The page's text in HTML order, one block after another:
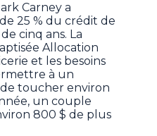
Carney a
25 % du crédit de
cinq ans. La
Allocation
et les besoins
à un
toucher environ
un couple
800 $ de plus